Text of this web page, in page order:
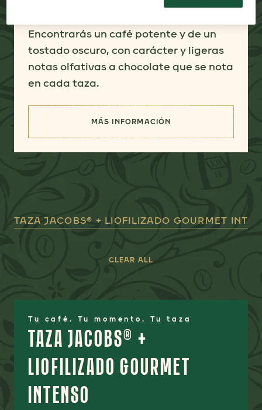
Encontrarás un café potente y de un
tostado oscuro, con carácter y ligeras
notas olfativas a chocolate que se nota
en cada taza.
MÁS INFORMACIÓN
TAZA JACOBS® + LIOFILIZADO GOURMET
CLEAR ALL
Tu café. Tu momento. Tu taza
TAZA JACOBS® +
LIOFILIZADO GOURMET
INTENSO